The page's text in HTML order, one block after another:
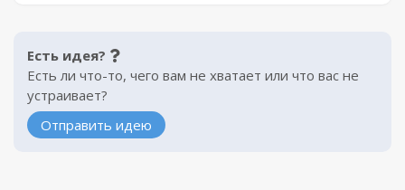
Есть идея?
Есть ли что-то, чего вам не хватает или что вас не
устраивает?
Отправить идею